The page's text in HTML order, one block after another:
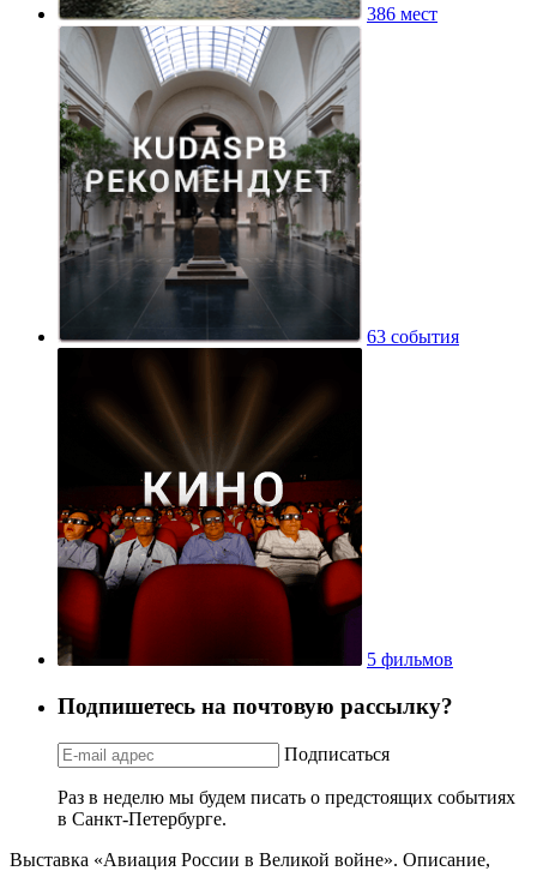
386 мест
63 события
5 фильмов
Подпишетесь на почтовую рассылку?
Подписаться
Раз в неделю мы будем писать о предстоящих событиях
в Санкт-Петербурге.
Выставка «Авиация России в Великой войне». Описание,